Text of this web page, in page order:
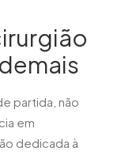
partida, não
em
dedicada à